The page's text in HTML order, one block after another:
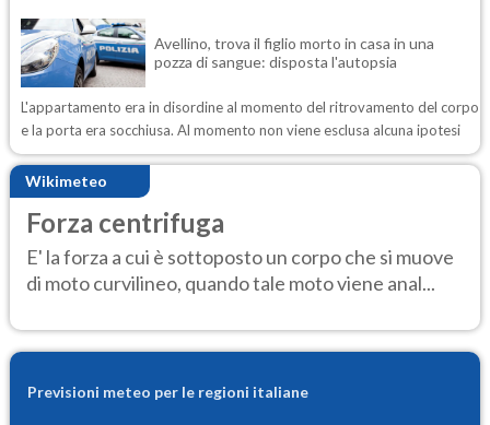
Avellino, trova il figlio morto in casa in una
pozza di sangue: disposta l'autopsia
L'appartamento era in disordine al momento del ritrovamento del corpo
e la porta era socchiusa. Al momento non viene esclusa alcuna ipotesi
Wikimeteo
Forza centrifuga
E' la forza a cui è sottoposto un corpo che si muove
di moto curvilineo, quando tale moto viene anal...
Previsioni meteo per le regioni italiane